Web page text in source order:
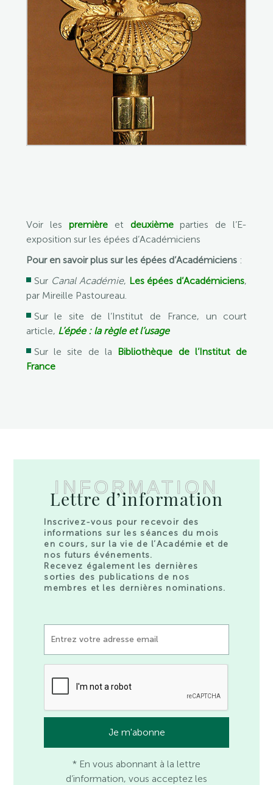
Voir les premièreet deuxièmeparties de l’E-
exposition sur les épées d’Académiciens
Pour en savoir plus sur les épées d’Académiciens:
Sur Canal Académie, Les épées d’Académiciens,
par Mireille Pastoureau.
Sur le site de l’Institut de France, un court
article, L’épée : la règle et l’usage
Sur le site de la Bibliothèque de l’Institut de
France
INFORMATION
Lettre d’information
Inscrivez-vous pour recevoir des
informations sur les séances du mois
en cours, sur la vie de l’Académie et de
nos futurs événements.
Recevez également les dernières
sorties des publications de nos
membres et les dernières nominations.
* En vous abonnant à la lettre
d’information, vous acceptez les